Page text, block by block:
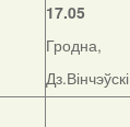
17.05
Гродна,
Дз.Вінчэўскі